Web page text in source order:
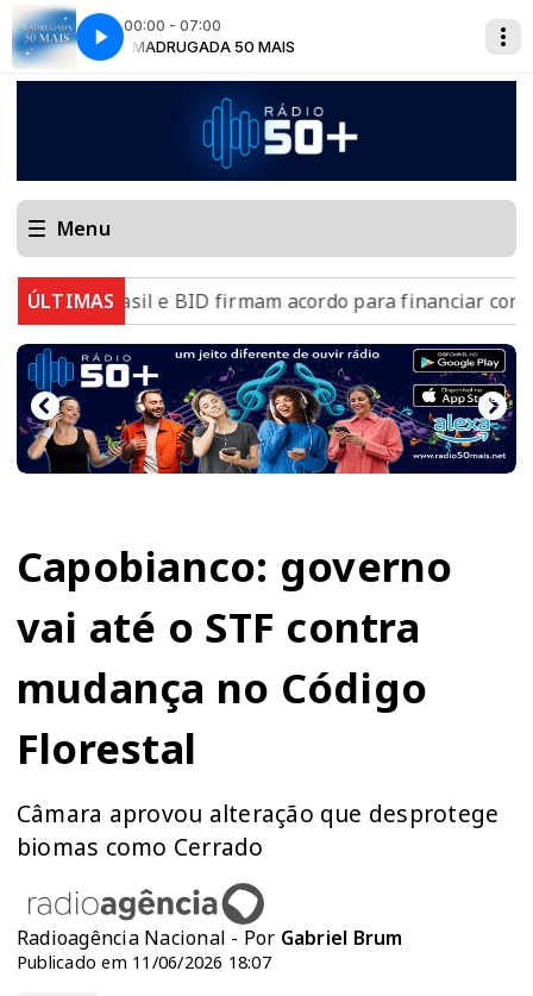
00:00 - 07:00
MADRUGADA 50 MAIS
Menu
ÚLTIMAS
Brasil e BID firmam acordo para financiar combate ao
Capobianco: governo
vai até o STF contra
mudança no Código
Florestal
Câmara aprovou alteração que desprotege
biomas como Cerrado
Radioagência Nacional - Por Gabriel Brum
Publicado em 11/06/2026 18:07